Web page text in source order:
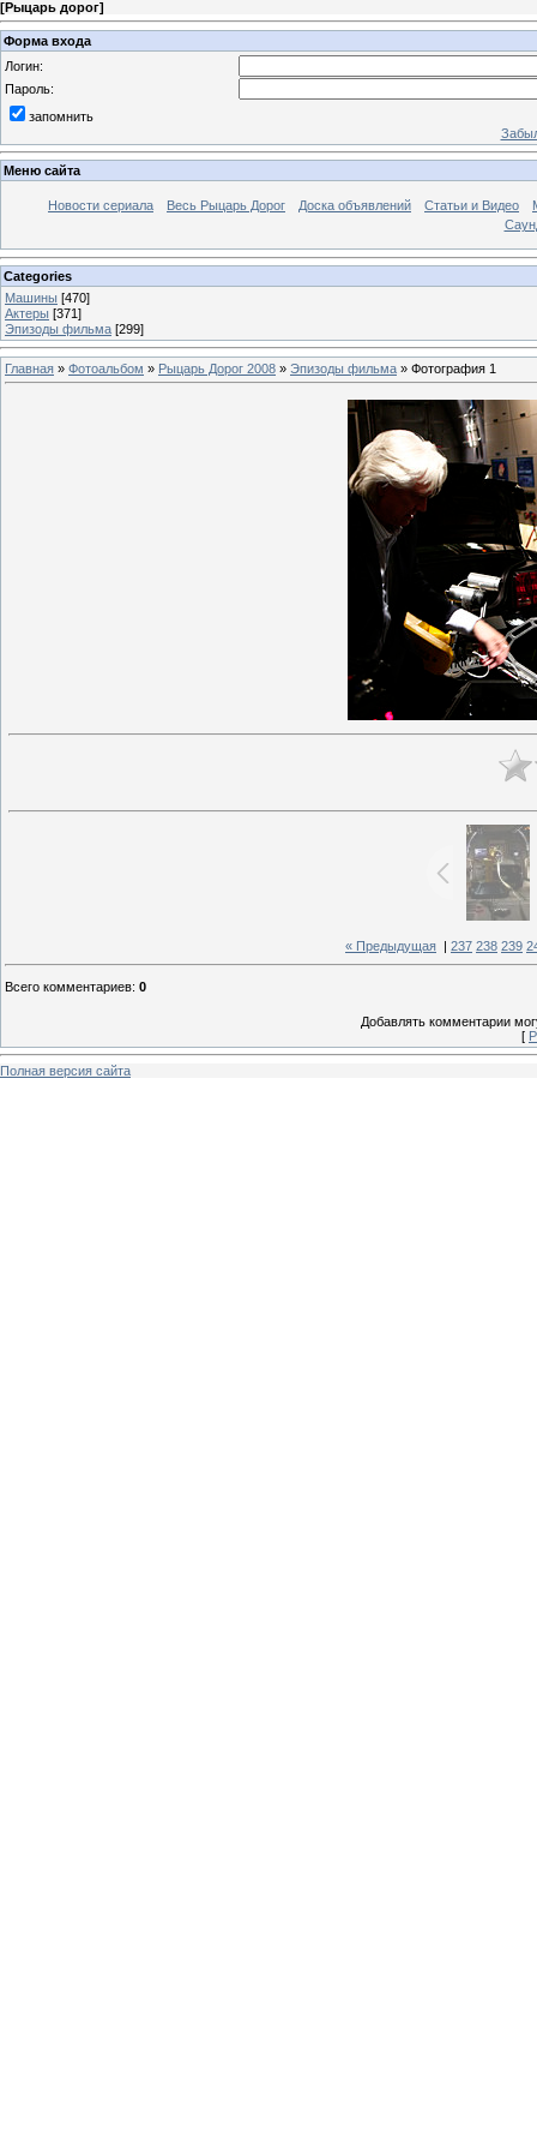
[Рыцарь дорог]
Форма входа
Логин:
Пароль:
запомнить
Меню сайта
Новости сериала Весь Рыцарь Дорог Доска объявлений Статьи и Видео
Categories
Машины [470]
Актеры [371]
Эпизоды фильма [299]
Главная » Фотоальбом » Рыцарь Дорог 2008 » Эпизоды фильма » Фотография 1
« Предыдущая 237 238 239
Всего комментариев: 0
Добавлять комментарии
[
Полная версия сайта